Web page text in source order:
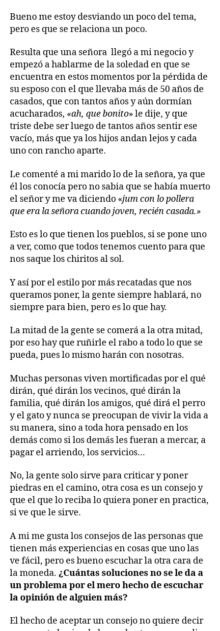
Bueno me estoy desviando un poco del tema,
pero es que se relaciona un poco.
Resulta que una señora llegó a mi negocio y
empezó a hablarme de la soledad en que se
encuentra en estos momentos por la pérdida de
su esposo con el que llevaba más de 50 años de
casados, que con tantos años y aún dormían
acucharados, «ah, que bonito» le dije, y que
triste debe ser luego de tantos años sentir ese
vacío, más que ya los hijos andan lejos y cada
uno con rancho aparte.
Le comenté a mi marido lo de la señora, ya que
él los conocía pero no sabia que se había muerto
el señor y me va diciendo «jum con lo pollera
que era la señora cuando joven, recién casada.»
Esto es lo que tienen los pueblos, si se pone uno
a ver, como que todos tenemos cuento para que
nos saque los chiritos al sol.
Y así por el estilo por más recatadas que nos
queramos poner, la gente siempre hablará, no
siempre para bien, pero es lo que hay.
La mitad de la gente se comerá a la otra mitad,
por eso hay que ruñirle el rabo a todo lo que se
pueda, pues lo mismo harán con nosotras.
Muchas personas viven mortificadas por el qué
dirán, qué dirán los vecinos, qué dirán la
familia, qué dirán los amigos, qué dirá el perro
y el gato y nunca se preocupan de vivir la vida a
su manera, sino a toda hora pensado en los
demás como si los demás les fueran a mercar, a
pagar el arriendo, los servicios…
No, la gente solo sirve para criticar y poner
piedras en el camino, otra cosa es un consejo y
que el que lo reciba lo quiera poner en practica,
si ve que le sirve.
A mi me gusta los consejos de las personas que
tienen más experiencias en cosas que uno las
ve fácil, pero es bueno escuchar la otra cara de
la moneda. ¿Cuántas soluciones no se le da a
un problema por el mero hecho de escuchar
la opinión de alguien más?
El hecho de aceptar un consejo no quiere decir